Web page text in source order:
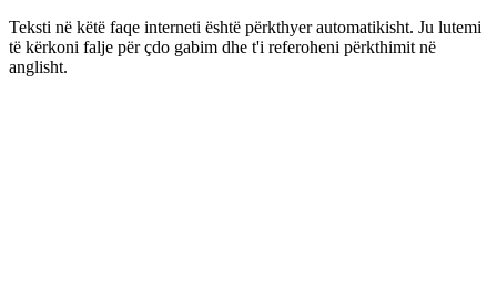
Teksti në këtë faqe interneti është përkthyer automatikisht. Ju lutemi
të kërkoni falje për çdo gabim dhe t'i referoheni përkthimit në
anglisht.